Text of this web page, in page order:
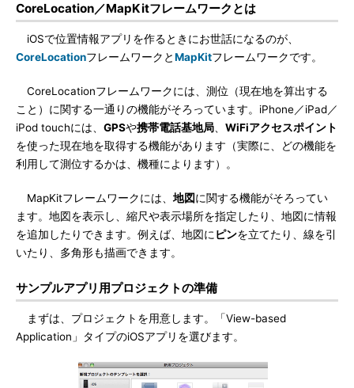
CoreLocation／MapKitフレームワークとは
iOSで位置情報アプリを作るときにお世話になるのが、
CoreLocationフレームワークとMapKitフレームワークです。
CoreLocationフレームワークには、測位（現在地を算出する
こと）に関する一通りの機能がそろっています。iPhone／iPad／
iPod touchには、 GPSや携帯電話基地局
WiFiアクセスポイント
を使った現在地を取得する機能があります（実際に、どの機能を
利用して測位するかは、機種によります）。
MapKitフレームワークには、 地図に関する機能がそろってい
ます。地図を表示し、縮尺や表示場所を指定したり、地図に情報
を追加したりできます。例えば、地図に ピンを立てたり、線を引
いたり、多角形も描画できます。
サンプルアプリ用プロジェクトの準備
まずは、プロジェクトを用意します。「View-based
Application」タイプのiOSアプリを選びます。